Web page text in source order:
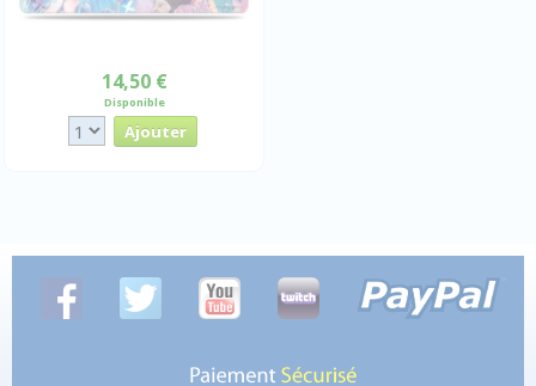
14,50 €
Disponible